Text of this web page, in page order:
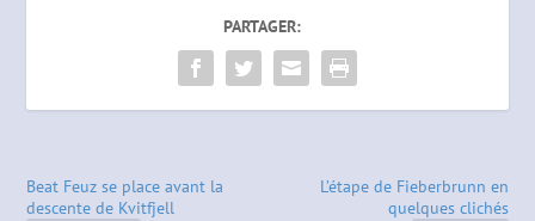
PARTAGER:
Beat Feuz se place avant la
descente de Kvitfjell
L’étape de Fieberbrunn en
quelques clichés